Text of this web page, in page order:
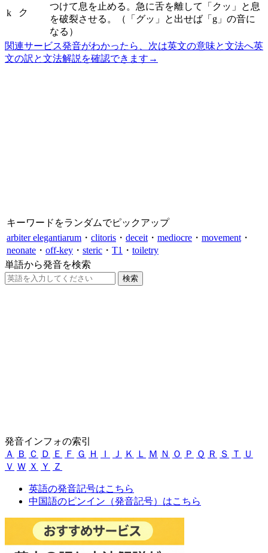
k ク
つけて息を止める。急に舌を離して「クッ」と息
を破裂させる。（「グッ」と出せば「g」の音に
なる）
関連サービス発音がわかったら、次は英文の意味と文法へ英
文の訳と文法解説を確認できます →
キーワードをランダムでピックアップ
arbiter elegantiarum ・ clitoris ・ deceit ・ mediocre ・ movement ・
neonate ・ off-key ・ steric ・ T1 ・ toiletry
単語から発音を検索
発音インフォの索引
Ａ
Ｂ Ｃ Ｄ Ｅ Ｆ Ｇ Ｈ Ｉ Ｊ Ｋ Ｌ Ｍ Ｎ Ｏ Ｐ Ｑ Ｒ Ｓ Ｔ
Ｕ
Ｖ Ｗ Ｘ Ｙ Ｚ
英語の発音記号はこちら
中国語のピンイン（発音記号）はこちら